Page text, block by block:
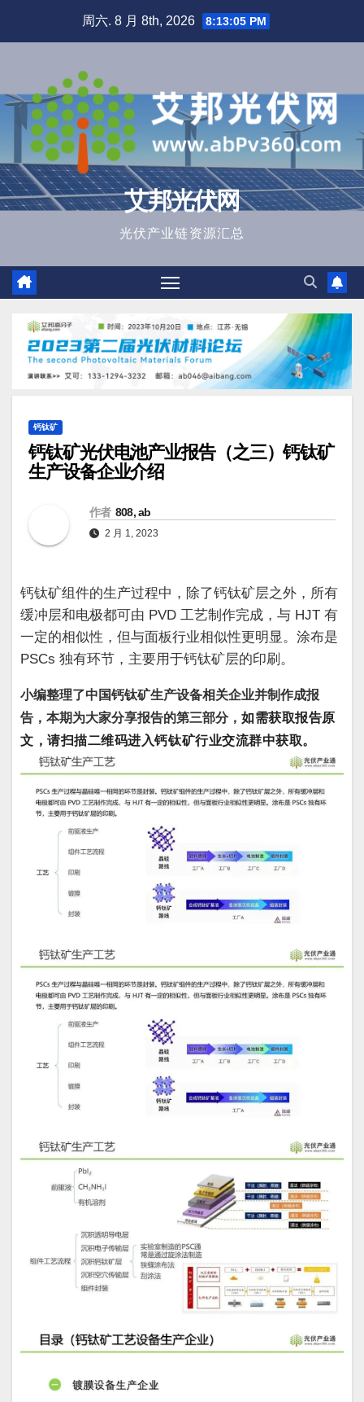
周六. 8 月 8th, 2026 8:13:07 PM
艾邦光伏网
光伏产业链资源汇总
钙钛矿
钙钛矿光伏电池产业报告（之三）钙钛矿
生产设备企业介绍
作者 808, ab
2 月 1, 2023
钙钛矿组件的生产过程中，除了钙钛矿层之外，所有
缓冲层和电极都可由 PVD 工艺制作完成，与 HJT 有
一定的相似性，但与面板行业相似性更明显。涂布是
PSCs 独有环节，主要用于钙钛矿层的印刷。
小编整理了中国钙钛矿生产设备相关企业并制作成报
告，本期为大家分享报告的第三部分， 如需获取报告原
文，请扫描二维码进入钙钛矿行业交流群中获取。